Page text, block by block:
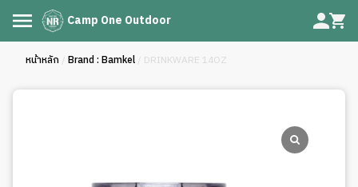
Camp One Outdoor
หน้าหลัก / Brand : Bamkel / DRINKWARE 14OZ